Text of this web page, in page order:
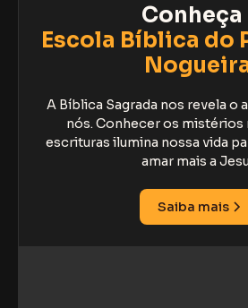
Conheça
Escola Bíblica do
A Bíblica Sagrada nos revela o
nós. Conhecer os mistérios
escrituras ilumina nossa vida
amar mais a
Saiba mais